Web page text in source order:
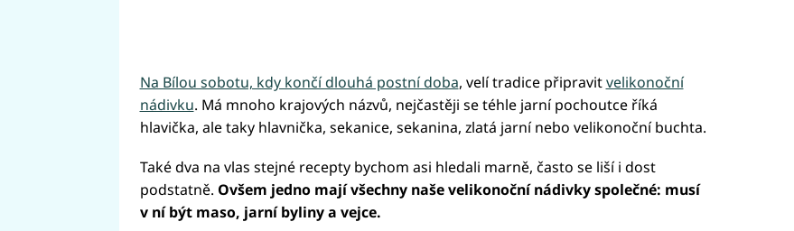
Na Bílou sobotu, kdy končí dlouhá postní doba, velí tradice připravitvelikonoční
nádivku. Má mnoho krajových názvů, nejčastěji se téhle jarní pochoutce říká
hlavička, ale taky hlavnička, sekanice, sekanina, zlatá jarní nebo velikonoční buchta.
Také dva na vlas stejné recepty bychom asi hledali marně, často se liší i dost
podstatně. Ovšem jedno mají všechny naše velikonoční nádivky společné: musí
v ní být maso, jarní byliny a vejce.